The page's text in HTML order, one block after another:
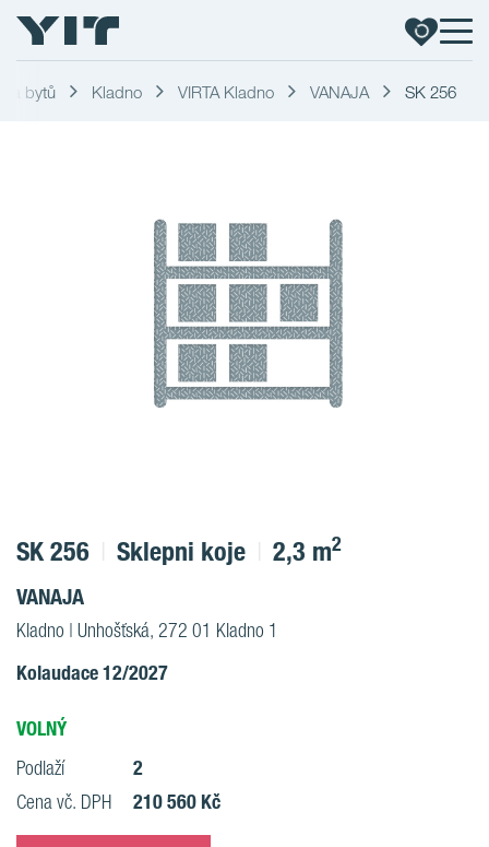
bytů Kladno VIRTA Kladno VANAJA SK 256
SK 256 Sklepni koje 2,3 m2
VANAJA
Kladno | Unhošťská, 272 01 Kladno 1
Kolaudace 12/2027
VOLNÝ
Podlaží 2
Cena vč. DPH 210 560 Kč